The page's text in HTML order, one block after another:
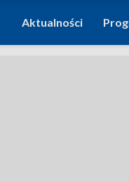
Aktualności